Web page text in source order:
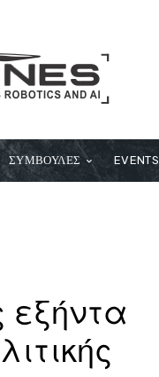
ΣΥΜΒΟΥΛΕΣ EVENTS
εξήντα